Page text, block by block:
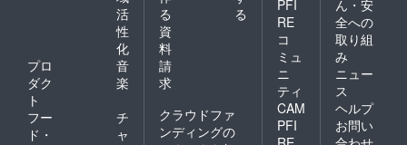
活
性
化
プロ
ダク
ト
音
楽
フー
ド・
チ
ャ
る
る
資
料
請
求
クラウドファ
ンディングの
PFI
RE
コ
ミュ
ニ
ティ
CAM
PFI
ん・安
全への
取り組
み
ニュー
ス
ヘルプ
お問い